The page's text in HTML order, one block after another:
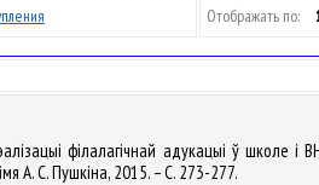
Отображать по:
філалагічнай адукацыі ў школе
А. С. Пушкіна, 2015. – С. 273-277.